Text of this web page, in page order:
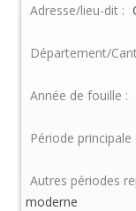
Adresse/lieu-dit :
Département/
Année de fouille :
Période
Autres périodes
moderne